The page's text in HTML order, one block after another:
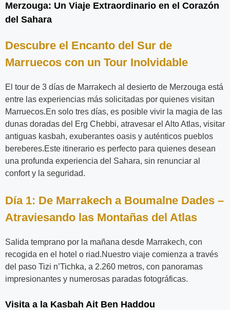
Merzouga: Un Viaje Extraordinario en el Corazón
del Sahara
Descubre el Encanto del Sur de
Marruecos con un Tour Inolvidable
El tour de 3 días de Marrakech al desierto de Merzouga está
entre las experiencias más solicitadas por quienes visitan
Marruecos.En solo tres días, es posible vivir la magia de las
dunas doradas del Erg Chebbi, atravesar el Alto Atlas, visitar
antiguas kasbah, exuberantes oasis y auténticos pueblos
bereberes.Este itinerario es perfecto para quienes desean
una profunda experiencia del Sahara, sin renunciar al
confort y la seguridad.
Día 1: De Marrakech a Boumalne Dades –
Atraviesando las Montañas del Atlas
Salida temprano por la mañana desde Marrakech, con
recogida en el hotel o riad.Nuestro viaje comienza a través
del paso Tizi n’Tichka, a 2.260 metros, con panoramas
impresionantes y numerosas paradas fotográficas.
Visita a la Kasbah Ait Ben Haddou